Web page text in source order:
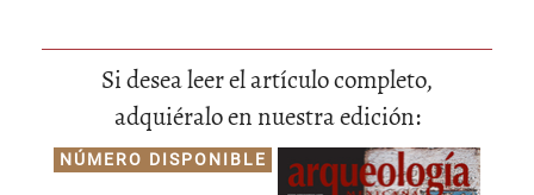
Si desea leer el artículo completo,
adquiéralo en nuestra edición:
NÚMERO DISPONIBLE